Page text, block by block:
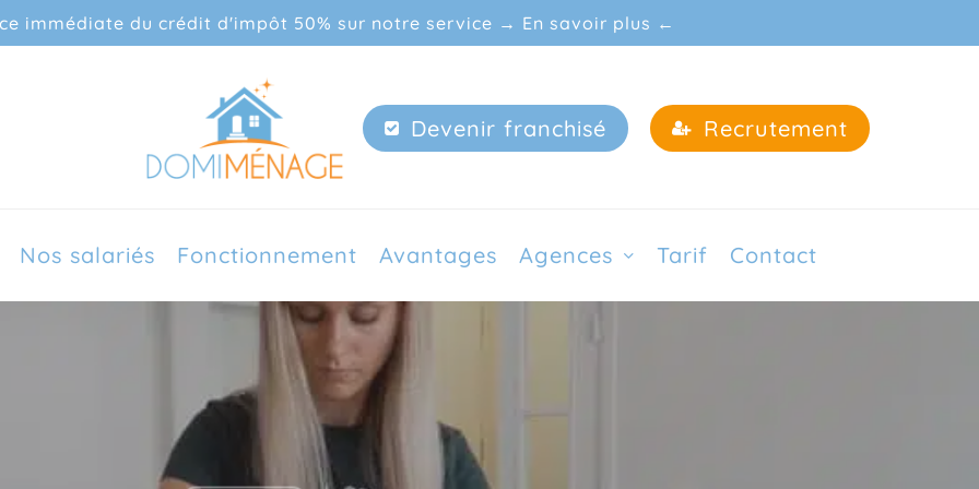
immédiate du crédit d'impôt 50% sur notre service → En savoir plus ←
Devenir franchisé Recrutement
Nos salariés Fonctionnement Avantages Agences Tarif Contact